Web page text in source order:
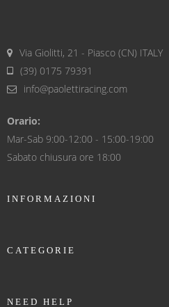
Via Giolitti, 21 - Piasco (CN) ITALY
(39) 0175 79391
info@paolettiracing.com
Orario:
Mar-Sab 9:00-12:00 - 15:00-19:00
Sabato chiusura ore 18:00
INFORMAZIONI
CATEGORIE
NEED HELP